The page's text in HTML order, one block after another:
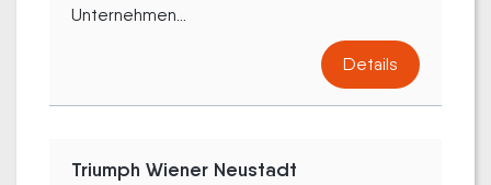
Unternehmen...
Details
Triumph Wiener Neustadt